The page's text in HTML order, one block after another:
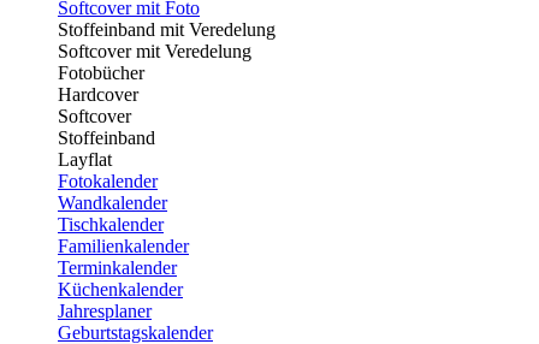
Softcover mit Foto
Stoffeinband mit Veredelung
Softcover mit Veredelung
Fotobücher
Hardcover
Softcover
Stoffeinband
Layflat
Fotokalender
Wandkalender
Tischkalender
Familienkalender
Terminkalender
Küchenkalender
Jahresplaner
Geburtstagskalender